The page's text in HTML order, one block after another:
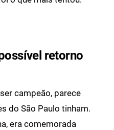
retorno
campeão, parece
do São Paulo tinham.
era comemorada